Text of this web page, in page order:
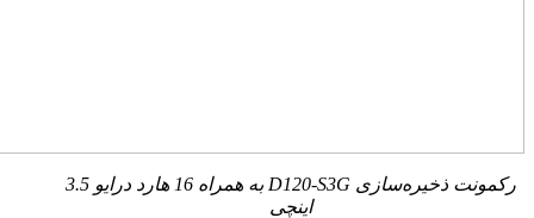
رکمونت ذخیره‌سازی D120-S3G
به همراه 16 هارد درایو 3.5
اینچی